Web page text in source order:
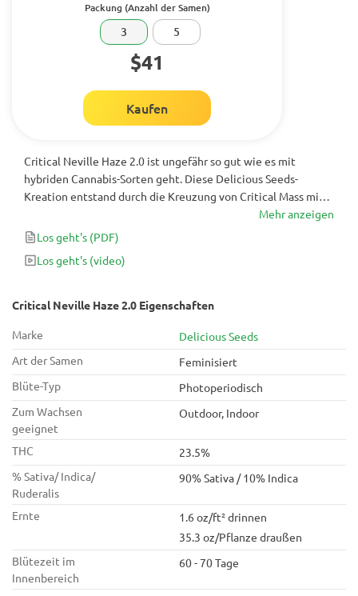
Packung (Anzahl der Samen)
3 5
$41
Kaufen
Critical Neville Haze 2.0 ist ungefähr so gut wie es mit
hybriden Cannabis-Sorten geht. Diese Delicious Seeds-
Kreation entstand durch die Kreuzung von Critical Mass mit
Neville Haze, was zu einer ausgewogenen, hart schlagenden
feminisierten Cannabis-Sorte führte, die bereits nach 450 g /
m2 dichtes, harzbeschichtetes Cannabis liefert 60 Tage
Blüte.
Mehr anzeigen
Los geht's (PDF)
Los geht's (video)
Critical Neville Haze 2.0 Eigenschaften
Marke
Delicious Seeds
Art der Samen
Feminisiert
Blüte-Typ
Photoperiodisch
Zum Wachsen
geeignet
Outdoor, Indoor
THC
23.5%
% Sativa/ Indica/
Ruderalis
90% Sativa / 10% Indica
Ernte
1.6 oz/ft² drinnen
35.3 oz/Pflanze draußen
Blütezeit im
Innenbereich
60 - 70 Tage